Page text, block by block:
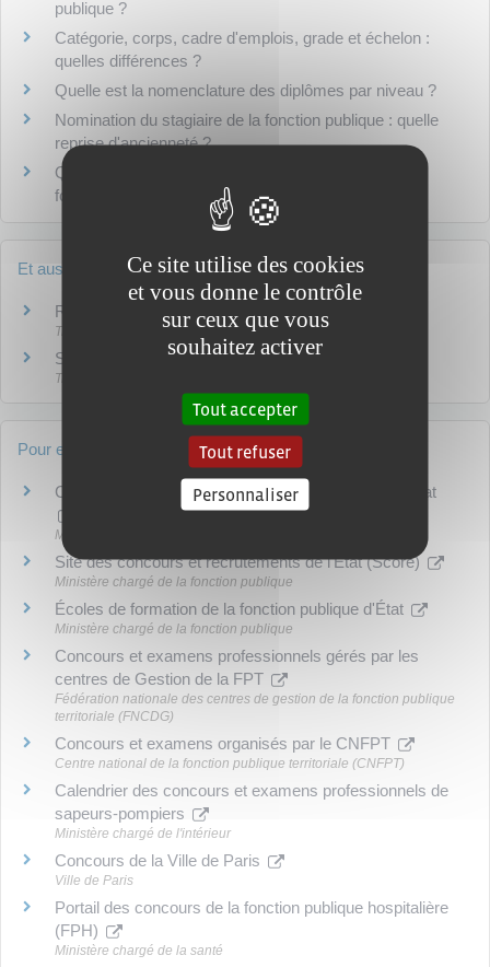
publique ?
Catégorie, corps, cadre d'emplois, grade et échelon :
quelles différences ?
Quelle est la nomenclature des diplômes par niveau ?
Nomination du stagiaire de la fonction publique : quelle
reprise d'ancienneté ?
Quelles sont les positions administratives dans la
fonction publique ?
Et aussi
Recrutement dans la fonction publique
Travail - Formation
Stage et titularisation du fonctionnaire
Travail - Formation
Pour en savoir plus
Calendrier des concours de la fonction publique d'État
Ministère chargé de la fonction publique
Site des concours et recrutements de l'État (Score)
Ministère chargé de la fonction publique
Écoles de formation de la fonction publique d'État
Ministère chargé de la fonction publique
Concours et examens professionnels gérés par les
centres de Gestion de la FPT
Fédération nationale des centres de gestion de la fonction publique
territoriale (FNCDG)
Concours et examens organisés par le CNFPT
Centre national de la fonction publique territoriale (CNFPT)
Calendrier des concours et examens professionnels de
sapeurs-pompiers
Ministère chargé de l'intérieur
Concours de la Ville de Paris
Ville de Paris
Portail des concours de la fonction publique hospitalière
(FPH)
Ministère chargé de la santé
Ce site utilise des cookies
et vous donne le contrôle
sur ceux que vous
souhaitez activer
Tout accepter
Tout refuser
Personnaliser